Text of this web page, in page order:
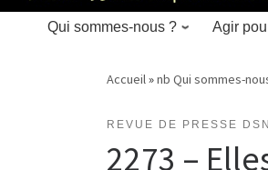
Qui sommes-nous ? Agir
Accueil»nb Qui sommes-
REVUE DE PRESSE
2273 –